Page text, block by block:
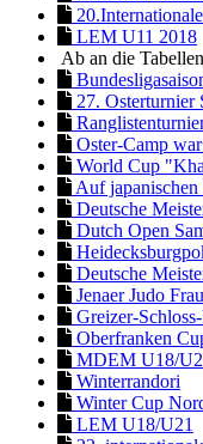
LEM U11 2018
Ab an die
27. Osterturnier
Oster-Camp
World Cup
Auf japanischen
Deutsche
Dutch Open
Deutsche
Jenaer Judo
Greizer-
Oberfranken
MDEM U18/
Winterrandori
Winter Cup
LEM U18/U21